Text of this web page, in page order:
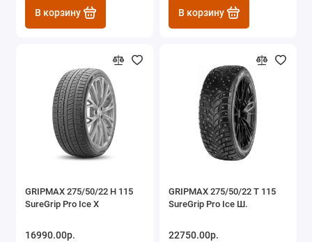
В корзину В корзину
GRIPMAX 275/50/22 H 115
SureGrip Pro Ice X
16990.00р.
GRIPMAX 275/50/22 T 115
SureGrip Pro Ice Ш.
22750.00р.